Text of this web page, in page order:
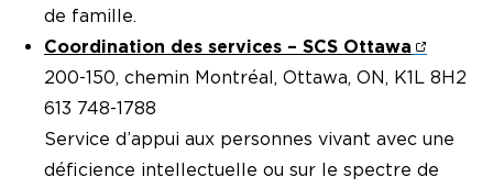
de famille.
Coordination des services – SCS Ottawa
200-150, chemin Montréal, Ottawa, ON, K1L 8H2
613 748-1788
Service d’appui aux personnes vivant avec une
déficience intellectuelle ou sur le spectre de